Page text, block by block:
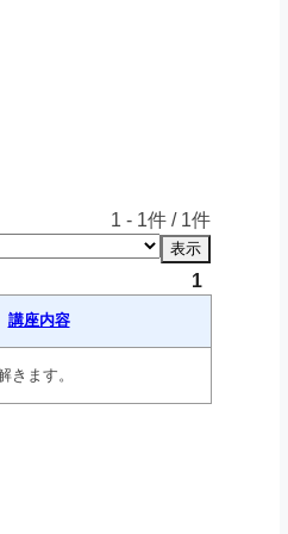
1 - 1件 / 1件
1
講座内容
きます。